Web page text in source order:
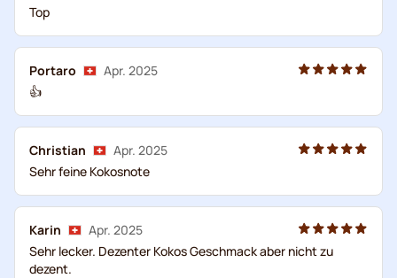
Top
Portaro
Apr. 2025
👍
Christian
Apr. 2025
Sehr feine Kokosnote
Karin
Apr. 2025
Sehr lecker. Dezenter Kokos Geschmack aber nicht zu
dezent.